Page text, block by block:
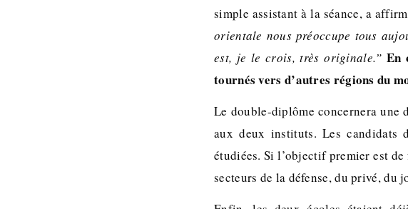
simple assistant à la séance, a
orientale nous préoccupe tous
est, je le crois, très originale.” En
tournés vers d’autres régions du
Le double-diplôme concernera une
aux deux instituts. Les candidats
étudiées. Si l’objectif premier est
secteurs de la défense, du privé, du